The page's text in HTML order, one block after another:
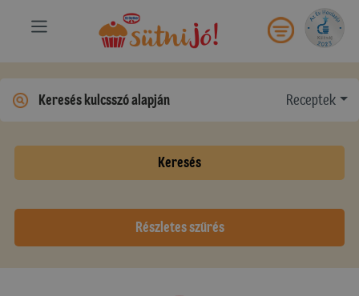
Receptek
Keresés
Részletes szűrés